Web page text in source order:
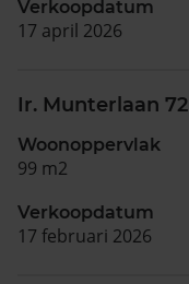
Verkoopdatum
17 april 2026
Ir. Munterlaan 72
Woonoppervlak
99 m2
Verkoopdatum
17 februari 2026